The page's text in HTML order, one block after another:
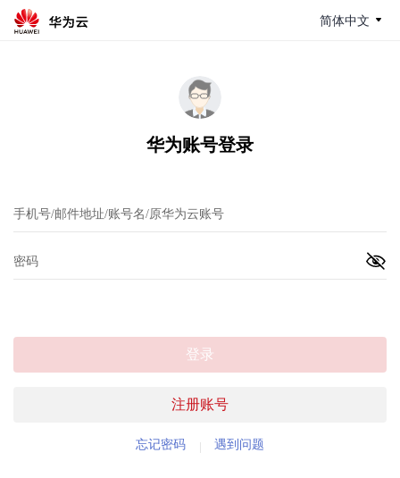
简体中文
华为账号登录
注册账号
登录
忘记密码 遇到问题